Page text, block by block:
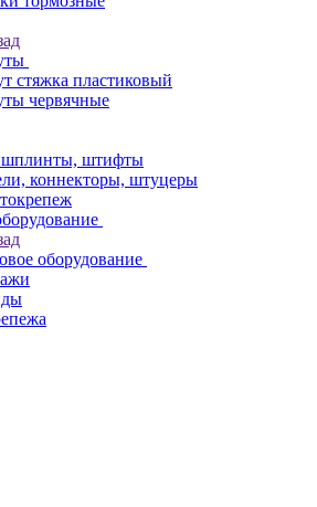
стяжка пластиковый
червячные
штифты
коннекторы, штуцеры
оборудование